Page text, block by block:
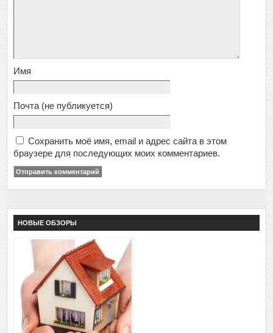
Имя
Почта (не публикуется)
Сохранить моё имя, email и адрес сайта в этом
браузере для последующих моих комментариев.
НОВЫЕ ОБЗОРЫ